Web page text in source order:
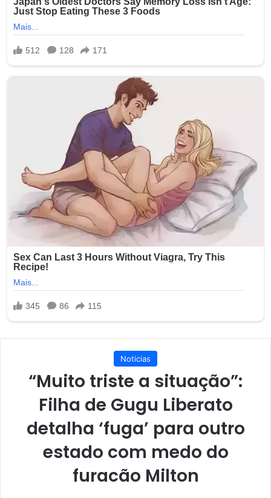
Noticias
“Muito triste a situação”:
Filha de Gugu Liberato
detalha ‘fuga’ para outro
estado com medo do
furacão Milton